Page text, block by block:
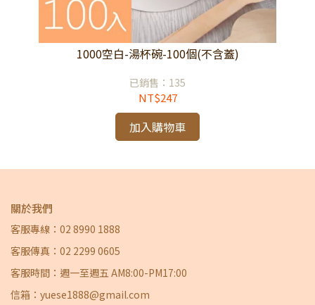
1000空白-湯杯碗-100個(不含蓋)
已銷售：135
NT$247
加入購物車
關於我們
客服專線：02 8990 1888
客服傳真：02 2299 0605
客服時間：週一至週五 AM8:00-PM17:00
信箱：yuese1888@gmail.com